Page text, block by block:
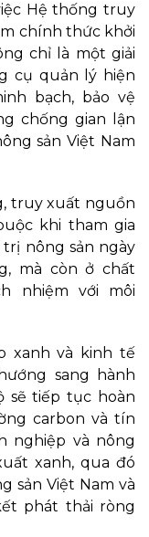
Hệ thống truy
chính thức khởi
chỉ là một giải
cụ quản lý hiện
bạch, bảo vệ
chống gian lận
sản Việt Nam
truy xuất nguồn
khi tham gia
nông sản ngày
mà còn ở chất
nhiệm với môi
xanh và kinh tế
sang hành
sẽ tiếp tục hoàn
carbon và tín
nghiệp và nông
xanh, qua đó
sản Việt Nam và
phát thải ròng